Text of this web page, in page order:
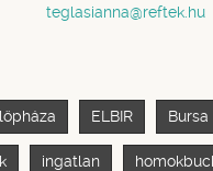
teglasianna@reftek.hu
ELBIR
ingatlan